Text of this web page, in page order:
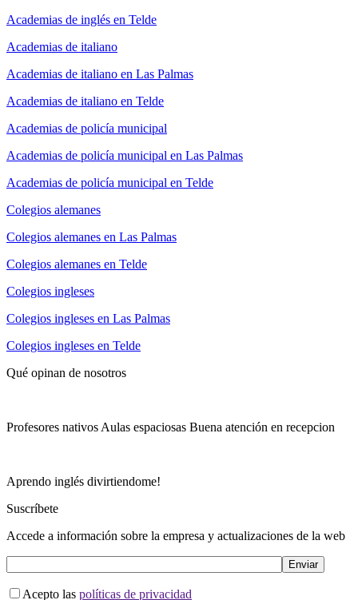
Academias de inglés en Telde
Academias de italiano
Academias de italiano en Las Palmas
Academias de italiano en Telde
Academias de policía municipal
Academias de policía municipal en Las Palmas
Academias de policía municipal en Telde
Colegios alemanes
Colegios alemanes en Las Palmas
Colegios alemanes en Telde
Colegios ingleses
Colegios ingleses en Las Palmas
Colegios ingleses en Telde
Qué opinan de nosotros
Profesores nativos Aulas espaciosas Buena atención en recepcion
Aprendo inglés divirtiendome!
Suscríbete
Accede a información sobre la empresa y actualizaciones de la web
Acepto las políticas de privacidad